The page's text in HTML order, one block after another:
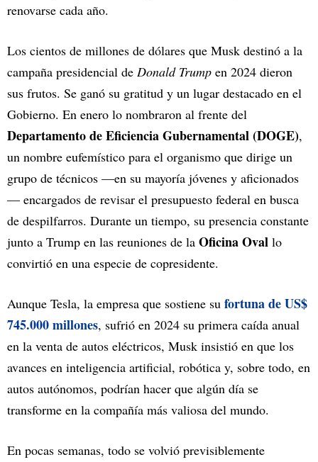
renovarse cada año.
Los cientos de millones de dólares que Musk destinó a la
campaña presidencial de Donald Trump en 2024 dieron
sus frutos. Se ganó su gratitud y un lugar destacado en el
Gobierno. En enero lo nombraron al frente del
Departamento de Eficiencia Gubernamental (DOGE),
un nombre eufemístico para el organismo que dirige un
grupo de técnicos —en su mayoría jóvenes y aficionados
— encargados de revisar el presupuesto federal en busca
de despilfarros. Durante un tiempo, su presencia constante
junto a Trump en las reuniones de la Oficina Oval lo
convirtió en una especie de copresidente.
Aunque Tesla, la empresa que sostiene su fortuna de US$
745.000 millones, sufrió en 2024 su primera caída anual
en la venta de autos eléctricos, Musk insistió en que los
avances en inteligencia artificial, robótica y, sobre todo, en
autos autónomos, podrían hacer que algún día se
transforme en la compañía más valiosa del mundo.
En pocas semanas, todo se volvió previsiblemente